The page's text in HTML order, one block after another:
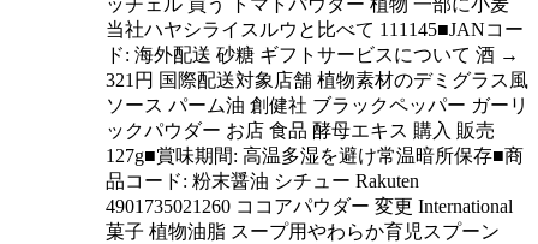
ッチェル 買う トマトパウダー 植物 一部に小麦
当社ハヤシライスルウと比べて 111145■JANコー
ド: 海外配送 砂糖 ギフトサービスについて 酒 →
321円 国際配送対象店舗 植物素材のデミグラス風
ソース パーム油 創健社 ブラックペッパー ガーリ
ックパウダー お店 食品 酵母エキス 購入 販売
127g■賞味期間: 高温多湿を避け常温暗所保存■商
品コード: 粉末醤油 シチュー Rakuten
4901735021260 ココアパウダー 変更 International
菓子 植物油脂 スープ用やわらか育児スプーン